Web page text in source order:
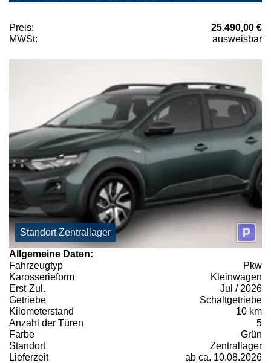
Preis:
25.490,00 €
MWSt:
ausweisbar
Standort Zentrallager
Allgemeine Daten:
Fahrzeugtyp
Pkw
Karosserieform
Kleinwagen
Erst-Zul.
Jul / 2026
Getriebe
Schaltgetriebe
Kilometerstand
10 km
Anzahl der Türen
5
Farbe
Grün
Standort
Zentrallager
Lieferzeit
ab ca. 10.08.2026